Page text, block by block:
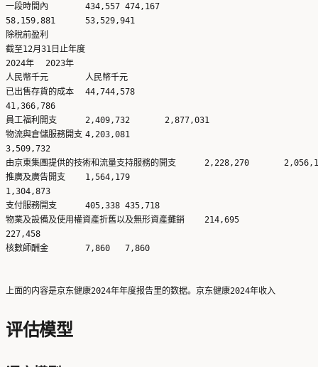
一段時間內	434,557	474,167
58,159,881	53,529,941
除稅前盈利
截至12月31日止年度
2024年	2023年
人民幣千元	人民幣千元
已出售存貨的成本	44,744,578
41,366,786
員工福利開支	2,409,732	2,877,031
物流與倉儲服務開支	4,203,081
3,509,732
由京東集團提供的技術和流量支持服務的開支	2,228,270	2,056,136
推廣及廣告開支	1,564,179
1,304,873
支付服務開支	405,338	435,718
物業及設備及使用權資產折舊以及無形資產攤銷	214,695
227,458
核數師酬金	7,860	7,860
评估模型